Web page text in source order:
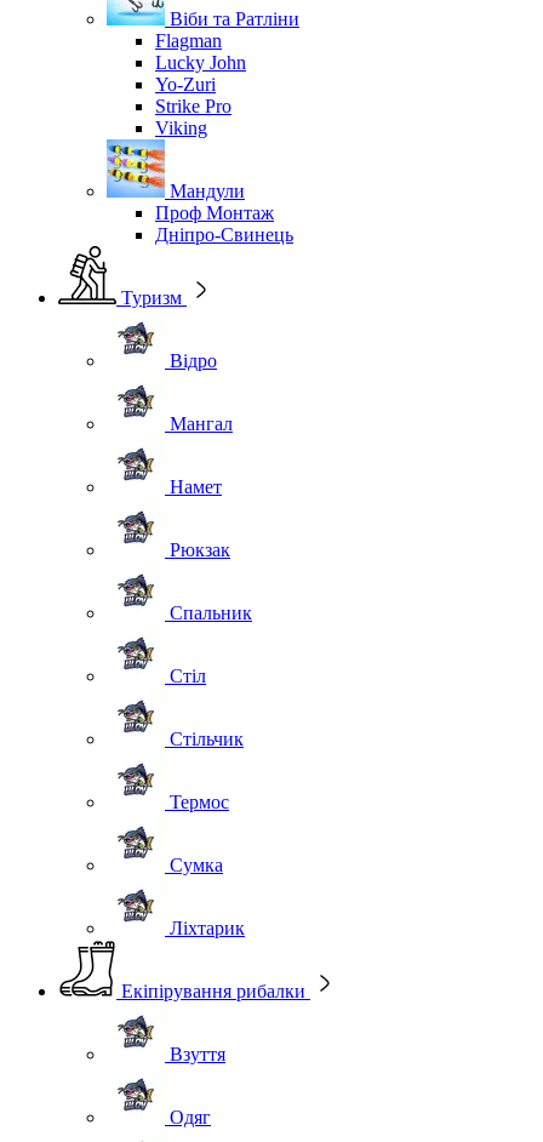
Віби та Ратліни
Flagman
Lucky John
Yo-Zuri
Strike Pro
Viking
Мандули
Проф Монтаж
Дніпро-Свинець
Туризм
Відро
Мангал
Намет
Рюкзак
Спальник
Стіл
Стільчик
Термос
Сумка
Ліхтарик
Екіпірування рибалки
Взуття
Одяг